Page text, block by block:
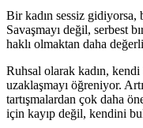
Bir kadın sessiz gidiyorsa,
Savaşmayı değil, serbest
haklı olmaktan daha
Ruhsal olarak kadın, kendi
uzaklaşmayı öğreniyor.
tartışmalardan çok daha
için kayıp değil, kendini